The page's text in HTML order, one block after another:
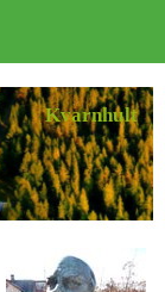
Kvarnhult